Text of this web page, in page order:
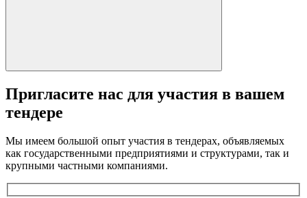
Пригласите нас для участия в вашем
тендере
Мы имеем большой опыт участия в тендерах, объявляемых
как государственными предприятиями и структурами, так и
крупными частными компаниями.